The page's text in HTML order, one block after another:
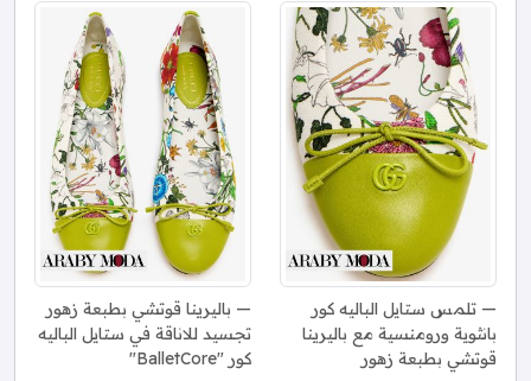
تلمس ستايل الباليه كور
بانثوية ورومنسية مع باليرينا
قوتشي بطبعة زهور
باليرينا قوتشي بطبعة زهور
تجسيد للاناقة في ستايل الباليه
كور "BalletCore"